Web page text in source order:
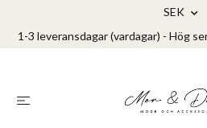
SEK
1-3 leveransdagar (vardagar) - Hög